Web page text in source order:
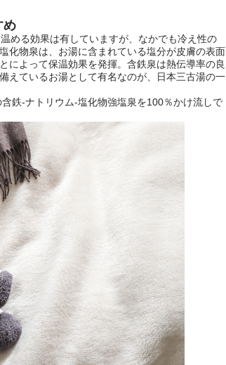
め
める効果は有していますが、なかでも冷え性の
化物泉は、お湯に含まれている塩分が皮膚の表面
によって保温効果を発揮。含鉄泉は熱伝導率の良
えているお湯として有名なのが、日本三古湯の一
鉄-ナトリウム-塩化物強塩泉を100％かけ流しで